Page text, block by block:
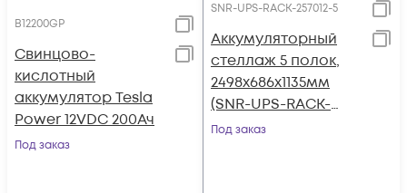
B12200GP
Свинцово-
кислотный
аккумулятор Tesla
Power 12VDC 200Ач
Под заказ
SNR-UPS-RACK-257012-5
Аккумуляторный
стеллаж 5 полок,
2498х686х1135мм
(SNR-UPS-RACK-
257012-5)
Под заказ